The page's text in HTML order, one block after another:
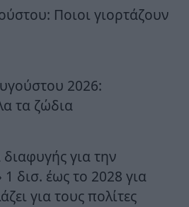
Ποιοι γιορτάζουν
2026:
τα ζώδια
για την
δισ. έως το 2028 για
για τους πολίτες